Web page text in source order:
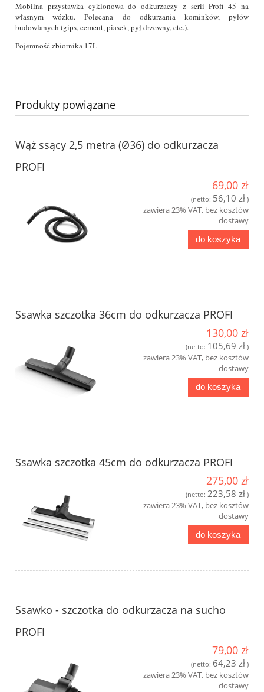
Mobilna przystawka cyklonowa do odkurzaczy z serii Profi 45 na
własnym wózku. Polecana do odkurzania kominków, pyłów
budowlanych (gips, cement, piasek, pył drzewny, etc.).
Pojemność zbiornika 17L
Produkty powiązane
Wąż ssący 2,5 metra (Ø36) do odkurzacza
PROFI
69,00 zł
(netto: 56,10 zł )
zawiera 23% VAT, bez kosztów
dostawy
do koszyka
Ssawka szczotka 36cm do odkurzacza PROFI
130,00 zł
(netto: 105,69 zł )
zawiera 23% VAT, bez kosztów
dostawy
do koszyka
Ssawka szczotka 45cm do odkurzacza PROFI
275,00 zł
(netto: 223,58 zł )
zawiera 23% VAT, bez kosztów
dostawy
do koszyka
Ssawko - szczotka do odkurzacza na sucho
PROFI
79,00 zł
(netto: 64,23 zł )
zawiera 23% VAT, bez kosztów
dostawy